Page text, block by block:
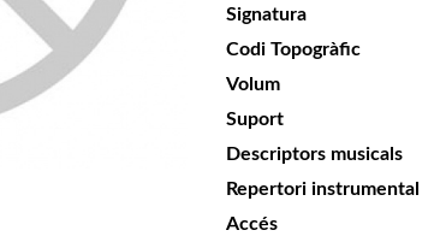
Signatura
Codi Topogràfic
Volum
Suport
Descriptors musicals
Repertori instrumental
Accés